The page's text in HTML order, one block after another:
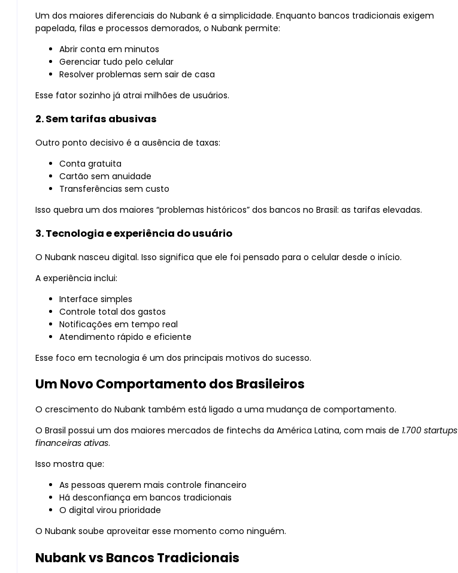
Um dos maiores diferenciais do Nubank é a simplicidade. Enquanto bancos tradicionais exigem
papelada, filas e processos demorados, o Nubank permite:
Abrir conta em minutos
Gerenciar tudo pelo celular
Resolver problemas sem sair de casa
Esse fator sozinho já atrai milhões de usuários.
2. Sem tarifas abusivas
Outro ponto decisivo é a ausência de taxas:
Conta gratuita
Cartão sem anuidade
Transferências sem custo
Isso quebra um dos maiores “problemas históricos” dos bancos no Brasil: as tarifas elevadas.
3. Tecnologia e experiência do usuário
O Nubank nasceu digital. Isso significa que ele foi pensado para o celular desde o início.
A experiência inclui:
Interface simples
Controle total dos gastos
Notificações em tempo real
Atendimento rápido e eficiente
Esse foco em tecnologia é um dos principais motivos do sucesso.
Um Novo Comportamento dos Brasileiros
O crescimento do Nubank também está ligado a uma mudança de comportamento.
O Brasil possui um dos maiores mercados de fintechs da América Latina, com mais de 1.700 startups
financeiras ativas.
Isso mostra que:
As pessoas querem mais controle financeiro
Há desconfiança em bancos tradicionais
O digital virou prioridade
O Nubank soube aproveitar esse momento como ninguém.
Nubank vs Bancos Tradicionais